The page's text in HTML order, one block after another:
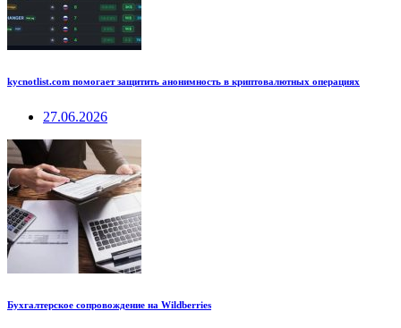
kycnotlist.com помогает защитить анонимность в криптовалютных операциях
27.06.2026
Бухгалтерское сопровождение на Wildberries